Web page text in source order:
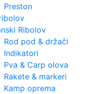
Preston
Ribolov
Rod pod & držači
Indikatori
Pva & Carp olova
Rakete & markeri
Kamp oprema